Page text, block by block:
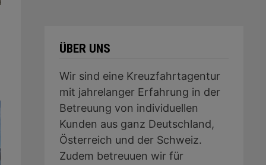
ÜBER UNS
Wir sind eine Kreuzfahrtagentur
mit jahrelanger Erfahrung in der
Betreuung von individuellen
Kunden aus ganz Deutschland,
Österreich und der Schweiz.
Zudem betreuuen wir für